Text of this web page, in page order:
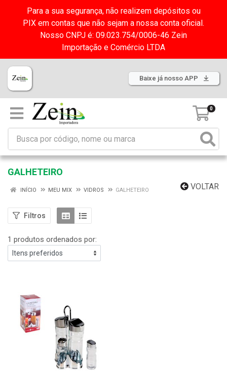
Para a sua segurança, não realizem depósitos ou
PIX em contas que não sejam a nossa conta oficial.
Nosso CNPJ é: 09.023.754/0006-46 Zein
Importação e Comércio LTDA
Baixe já nosso APP
0
GALHETEIRO
VOLTAR
INÍCIO MEU MIX VIDROS GALHETEIRO
Filtros
1 produtos ordenados por: